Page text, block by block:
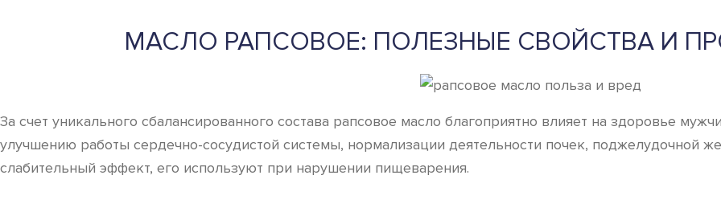
МАСЛО РАПСОВОЕ: ПОЛЕЗНЫЕ СВОЙСТВА И
За счет уникального сбалансированного состава рапсовое масло благоприятно влияет на здоровье
улучшению работы сердечно-сосудистой системы, нормализации деятельности почек, поджелудочной
слабительный эффект, его используют при нарушении пищеварения.